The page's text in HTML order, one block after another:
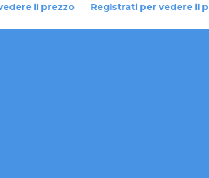
il prezzo
Registrati per vedere il